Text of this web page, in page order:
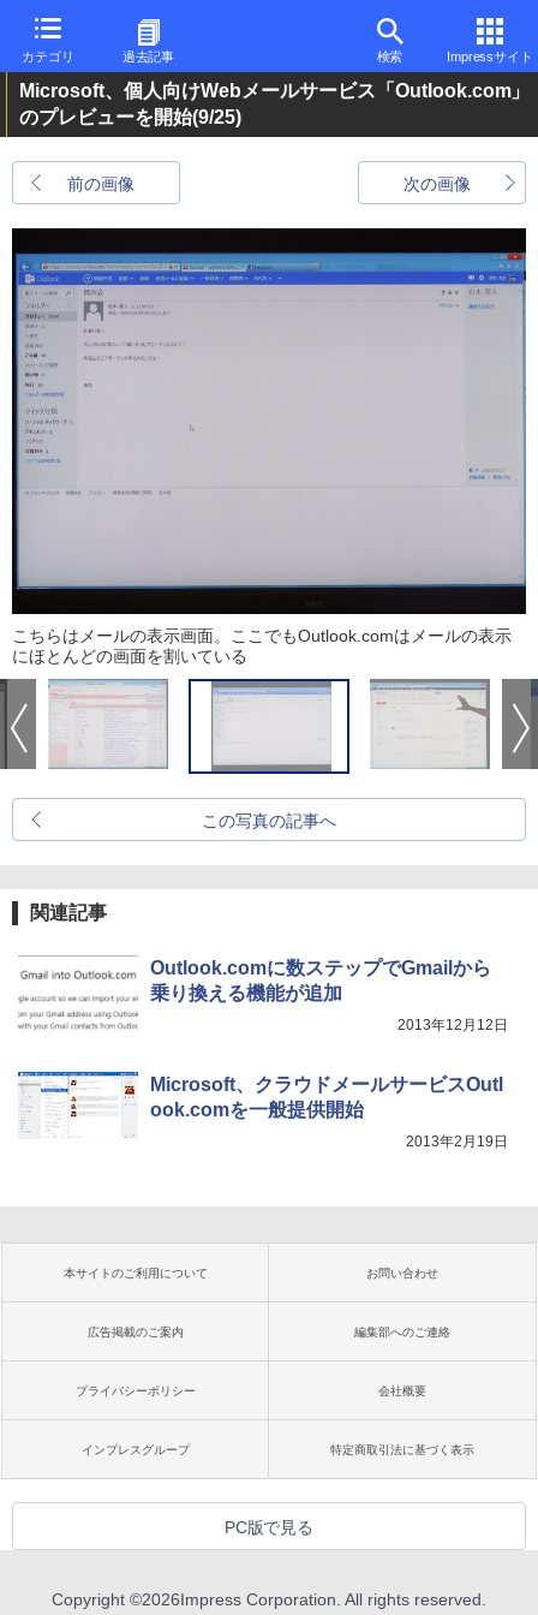
カテゴリ 過去記事 検索 Impressサイト
Microsoft、個人向けWebメールサービス「Outlook.com」
のプレビューを開始(9/25)
前の画像 次の画像
こちらはメールの表示画面。ここでもOutlook.comはメールの表示
にほとんどの画面を割いている
この写真の記事へ
関連記事
Outlook.comに数ステップでGmailから
乗り換える機能が追加
2013年12月12日
Microsoft、クラウドメールサービスOutl
ook.comを一般提供開始
2013年2月19日
本サイトのご利用について お問い合わせ
広告掲載のご案内 編集部へのご連絡
プライバシーポリシー 会社概要
インプレスグループ 特定商取引法に基づく表示
PC版で見る
Copyright ©2026Impress Corporation. All rights reserved.